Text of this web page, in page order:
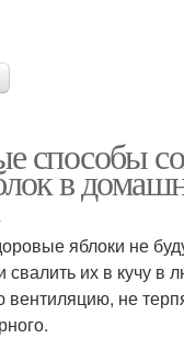
способы
в
яблоки не
свалить их в кучу в
не